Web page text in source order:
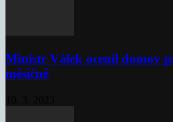
Ministr Válek ocenil domov
měsíčně